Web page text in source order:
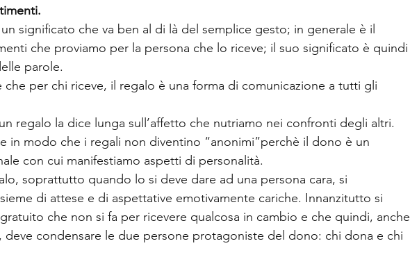
significato che va ben al di là del semplice gesto; in generale è il
che proviamo per la persona che lo riceve; il suo significato è quindi
parole.
che per chi riceve, il regalo è una forma di comunicazione a tutti gli
regalo la dice lunga sull’affetto che nutriamo nei confronti degli altri.
in modo che i regali non diventino “anonimi”perchè il dono è un
con cui manifestiamo aspetti di personalità.
soprattutto quando lo si deve dare ad una persona cara, si
di attese e di aspettative emotivamente cariche. Innanzitutto si
che non si fa per ricevere qualcosa in cambio e che quindi, anche
deve condensare le due persone protagoniste del dono: chi dona e chi